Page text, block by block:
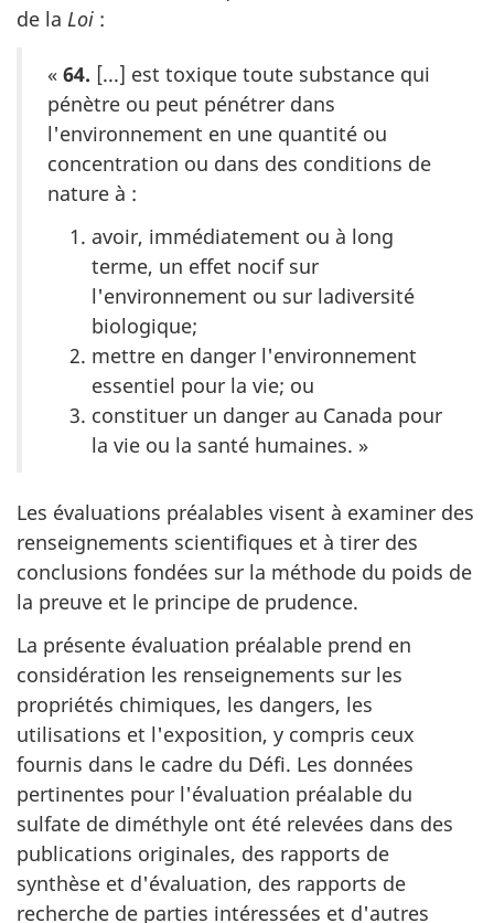
de la Loi :
« 64. [...] est toxique toute substance qui
pénètre ou peut pénétrer dans
l'environnement en une quantité ou
concentration ou dans des conditions de
nature à :
avoir, immédiatement ou à long
terme, un effet nocif sur
l'environnement ou sur ladiversité
biologique;
mettre en danger l'environnement
essentiel pour la vie; ou
constituer un danger au Canada pour
la vie ou la santé humaines. »
Les évaluations préalables visent à examiner des
renseignements scientifiques et à tirer des
conclusions fondées sur la méthode du poids de
la preuve et le principe de prudence.
La présente évaluation préalable prend en
considération les renseignements sur les
propriétés chimiques, les dangers, les
utilisations et l'exposition, y compris ceux
fournis dans le cadre du Défi. Les données
pertinentes pour l'évaluation préalable du
sulfate de diméthyle ont été relevées dans des
publications originales, des rapports de
synthèse et d'évaluation, des rapports de
recherche de parties intéressées et d'autres